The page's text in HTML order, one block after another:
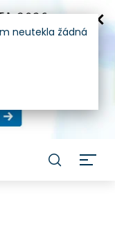
neutekla žádná